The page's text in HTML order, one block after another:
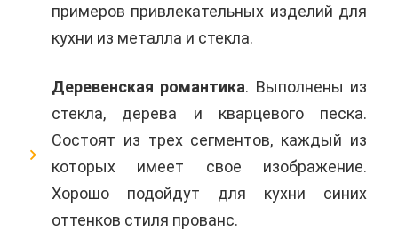
примеров привлекательных изделий для
кухни из металла и стекла.
Деревенская романтика. Выполнены из
стекла, дерева и кварцевого песка.
Состоят из трех сегментов, каждый из
которых имеет свое изображение.
Хорошо подойдут для кухни синих
оттенков стиля прованс.